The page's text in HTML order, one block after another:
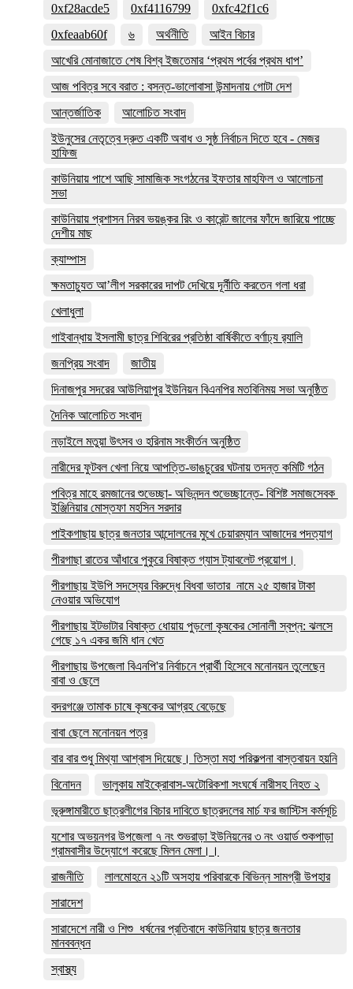
0xf28acde5
0xf4116799
0xfc42f1c6
0xfeaab60f
৬ অর্থনীতি
আইন বিচার
আখেরি মোনাজাতে শেষ বিশ্ব ইজতেমার ‘প্রথম পর্বের প্রথম ধাপ’
আজ পবিত্র সবে বরাত : বসন্ত-ভালোবাসা উন্মাদনায় গোটা দেশ
আন্তর্জাতিক
আলোচিত সংবাদ
ইউনুসের নেতৃত্বে দ্রুত একটি অবাধ ও সুষ্ঠ নির্বাচন দিতে হবে - মেজর
হাফিজ
কাউনিয়ায় পাশে আছি সামাজিক সংগঠনের ইফতার মাহফিল ও আলোচনা
সভা
কাউনিয়ায় প্রশাসন নিরব ভয়ঙ্কর রিং ও কারেন্ট জালের ফাঁদে জারিয়ে পাচ্ছে
দেশীয় মাছ
ক্যাম্পাস
ক্ষমতাচ্যুত আ’লীগ সরকারের দাপট দেখিয়ে দূর্নীতি করতেন গলা ধরা
খেলাধুলা
গাইবান্ধায় ইসলামী ছাত্র শিবিরের প্রতিষ্ঠা বার্ষিকীতে বর্ণাঢ্য র‌্যালি
জনপ্রিয় সংবাদ
জাতীয়
দিনাজপুর সদরের আউলিয়াপুর ইউনিয়ন বিএনপির মতবিনিময় সভা অনুষ্ঠিত
দৈনিক আলোচিত সংবাদ
নড়াইলে মতুয়া উৎসব ও হরিনাম সংকীর্তন অনুষ্ঠিত
নারীদের ফুটবল খেলা নিয়ে আপত্তি-ভাঙচুরের ঘটনায় তদন্ত কমিটি গঠন
পবিত্র মাহে রমজানের শুভেচ্ছা- অভিনন্দন শুভেচ্ছান্তে- বিশিষ্ট সমাজসেবক
ইঞ্জিনিয়ার মোস্তফা মহসিন সরদার
পাইকগাছায় ছাত্র জনতার আন্দোলনের মুখে চেয়ারম্যান আজাদের পদত্যাগ
পীরগাছা রাতের আঁধারে পুকুরে বিষাক্ত গ্যাস ট্যাবলেট প্রয়োগ।
পীরগাছায় ইউপি সদস্যের বিরুদ্ধে বিধবা ভাতার নামে ২৫ হাজার টাকা
নেওয়ার অভিযোগ
পীরগাছায় ইটভাটার বিষাক্ত ধোয়ায় পুড়লো কৃষকের সোনালী স্বপ্ন: ঝলসে
গেছে ১৭ একর জমি ধান খেত
পীরগাছায় উপজেলা বিএনপি'র নির্বাচনে প্রার্থী হিসেবে মনোনয়ন তুলেছেন
বাবা ও ছেলে
বদরগঞ্জে তামাক চাষে কৃষকের আগ্রহ বেড়েছে
বাবা ছেলে মনোনয়ন পত্র
বার বার শুধু মিথ্যা আশ্বাস দিয়েছে। তিস্তা মহা পরিকল্পনা বাস্তবায়ন হয়নি
বিনোদন
ভালুকায় মাইক্রোবাস-অটোরিকশা সংঘর্ষে নারীসহ নিহত ২
ভূরুঙ্গামারীতে ছাত্রলীগের বিচার দাবিতে ছাত্রদলের মার্চ ফর জাস্টিস কর্মসূচি
যশোর অভয়নগর উপজেলা ৭ নং শুভরাড়া ইউনিয়নের ৩ নং ওয়ার্ড শুকপাড়া
গ্রামবাসীর উদ্যোগে করেছে মিলন মেলা।।
রাজনীতি
লালমোহনে ২১টি অসহায় পরিবারকে বিভিন্ন সামগ্রী উপহার
সারাদেশ
সারাদেশে নারী ও শিশু ধর্ষনের প্রতিবাদে কাউনিয়ায় ছাত্র জনতার
মানববন্ধন
স্বাস্থ্য